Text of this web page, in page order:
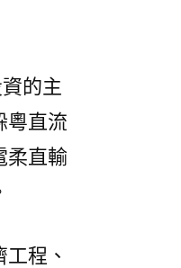
的主
粵直流
柔直輸
程、